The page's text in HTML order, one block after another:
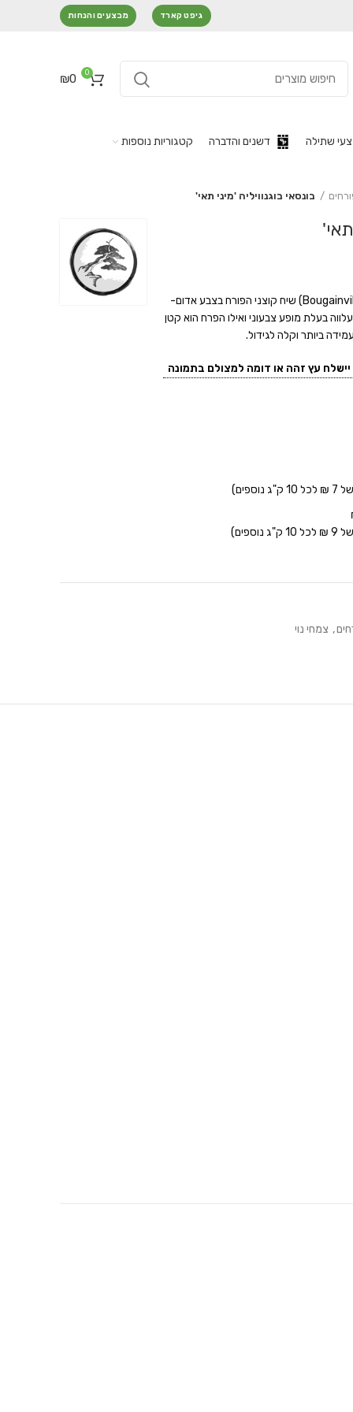
גיפט קארד מבצעים והנחות
0
₪0
שתילה דשנים והדברה קטגוריות נוספות
בונסאי בוגנוויליה 'מיני תאי'
(Bougainvillea 'Mini Thai) שיח קוצני הפורח בצבע אדום-
בעלת מופע צבעוני ואילו הפרח הוא קטן
ביותר וקלה לגידול.
עץ זהה או דומה למצולם בתמונה
, צמחי נוי